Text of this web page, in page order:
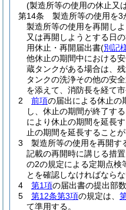
(製造所等の使用の休止又
第14条
製造所等の使用を3
製造所等の使用を再開し
又は再開しようとする日
用休止・再開届出書(別記
他休止の期間中における
蔵タンクがある場合は、
タンクの洗浄その他の安
を添えて、消防長を経て
2
前項の届出による休止の
し、休止の期間が終了す
により休止の期間を延長
止の期間を延長すること
3
製造所等の使用を再開す
記載の再開時に講じる措
の2の規定による定期点検
とを確認しなければならな
4
第1項の届出書の提出部
5
第12条第3項の規定は、
て準用する。